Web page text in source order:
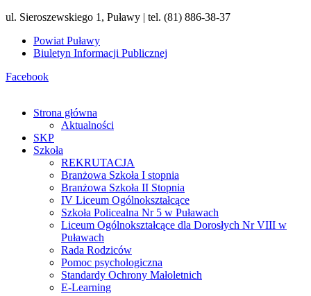
ul. Sieroszewskiego 1, Puławy | tel. (81) 886-38-37
Powiat Puławy
Biuletyn Informacji Publicznej
Facebook
Strona główna
Aktualności
SKP
Szkoła
REKRUTACJA
Branżowa Szkoła I stopnia
Branżowa Szkoła II Stopnia
IV Liceum Ogólnokształcące
Szkoła Policealna Nr 5 w Puławach
Liceum Ogólnokształcące dla Dorosłych Nr VIII w
Puławach
Rada Rodziców
Pomoc psychologiczna
Standardy Ochrony Małoletnich
E-Learning